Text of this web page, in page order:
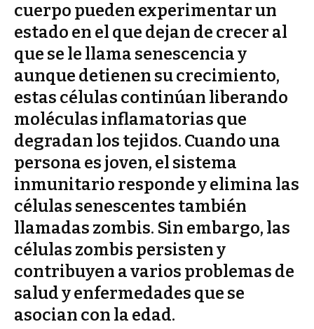
cuerpo pueden experimentar un
estado en el que dejan de crecer al
que se le llama senescencia y
aunque detienen su crecimiento,
estas células continúan liberando
moléculas inflamatorias que
degradan los tejidos. Cuando una
persona es joven, el sistema
inmunitario responde y elimina las
células senescentes también
llamadas zombis. Sin embargo, las
células zombis persisten y
contribuyen a varios problemas de
salud y enfermedades que se
asocian con la edad.